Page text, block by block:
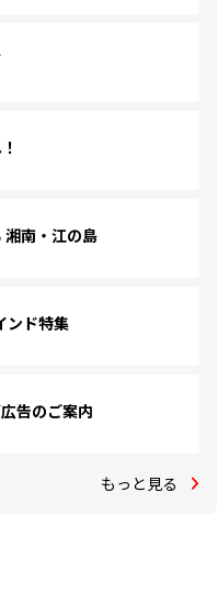
湘南・江の島
ンド特集
告のご案内
もっと見る